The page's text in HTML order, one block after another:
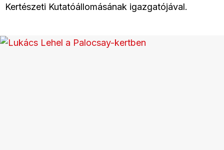
Kertészeti Kutatóállomásának igazgatójával.